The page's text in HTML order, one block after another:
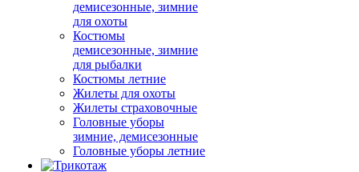
демисезонные, зимние
для охоты
Костюмы
демисезонные, зимние
для рыбалки
Костюмы летние
Жилеты для охоты
Жилеты страховочные
Головные уборы
зимние, демисезонные
Головные уборы летние